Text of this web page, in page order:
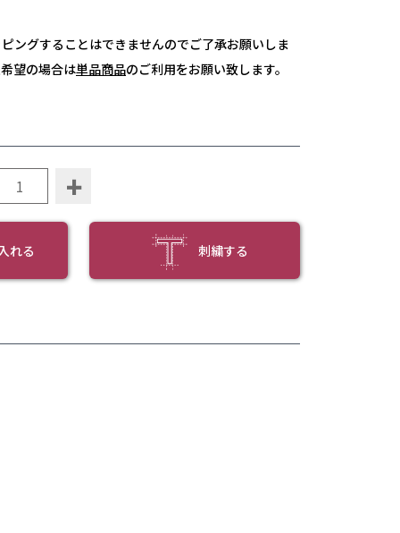
ングすることはできませんのでご了承お願いしま
望の場合は単品商品のご利用をお願い致します。
+
れる 刺繍する